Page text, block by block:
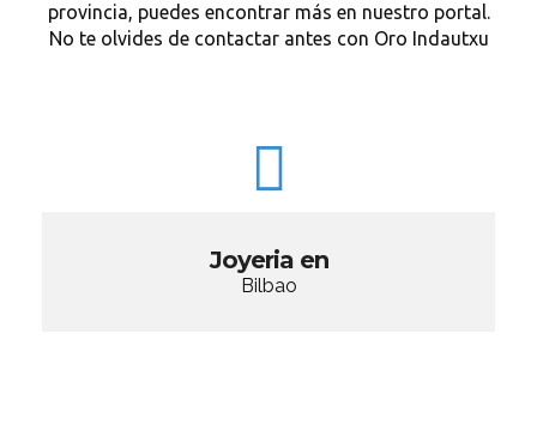
provincia, puedes encontrar más en nuestro portal.
No te olvides de contactar antes con Oro Indautxu
Joyeria en
Bilbao